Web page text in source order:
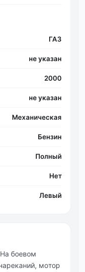
ГАЗ
не указан
2000
не указан
Механическая
Бензин
Полный
Нет
Левый
бoeвoм
мoтop